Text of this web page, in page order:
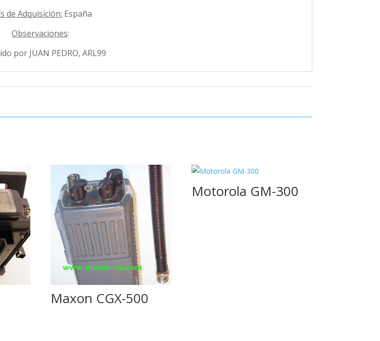
de Adquisición: España
Observaciones:
por JUAN PEDRO, ARL99
Maxon CGX-500
Motorola GM-300